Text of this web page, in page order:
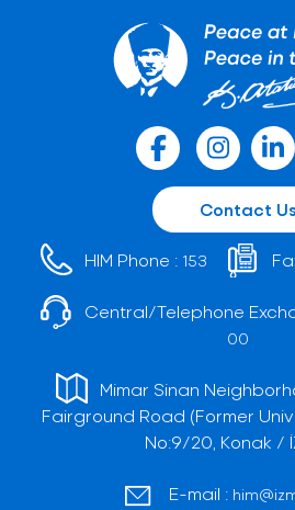
Contact Us
HIM Phone : 153
Central/Telephone
00
Mimar Sinan
Fairground Road (Former
No:9/20, Konak /
E-mail :